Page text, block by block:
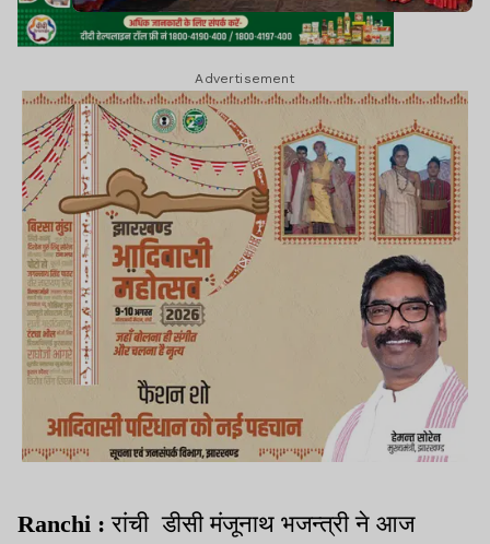
Advertisement
Ranchi :रांची डीसी मंजूनाथ भजन्त्री ने आज